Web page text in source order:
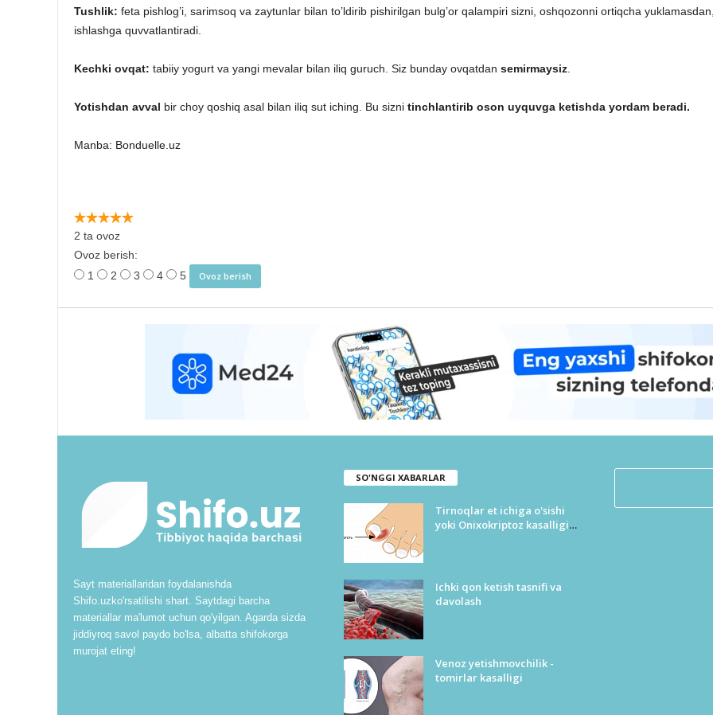
Tushlik: feta pishlog’i, sarimsoq va zaytunlar bilan to’ldirib pishirilgan bulg’or qalampiri sizni, oshqozonni ortiqcha
ishlashga quvvatlantiradi.
Kechki ovqat: tabiiy yogurt va yangi mevalar bilan iliq guruch. Siz bunday ovqatdan semirmaysiz
Yotishdan avval bir choy qoshiq asal bilan iliq sut iching. Bu sizni tinchlantirib oson uyquvga ketishda yordam beradi.
Manba: Bonduelle.uz
2 ta ovoz
Ovoz berish:
1
2 3 4 5
Sayt materiallaridan foydalanishda
Shifo.uzko'rsatilishi shart. Saytdagi barcha
materiallar ma'lumot uchun qo'yilgan. Agarda sizda
jiddiyroq savol paydo bo'lsa, albatta shifokorga
murojat eting!
SO'NGGI XABARLAR
Tirnoqlar et ichiga o'sishi
yoki Onixokriptoz kasalligi
Ichki qon ketish tasnifi va
davolash
Venoz yetishmovchilik -
tomirlar kasalligi